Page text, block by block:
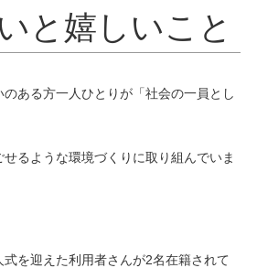
と嬉しいこと
ある方一人ひとりが「社会の一員とし
るような環境づくりに取り組んでいま
を迎えた利用者さんが2名在籍されて